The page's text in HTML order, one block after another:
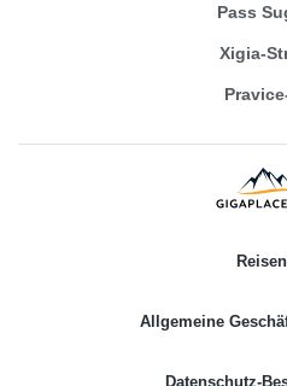
Pass
Xigia-
Allgemeine
Datenschutz-